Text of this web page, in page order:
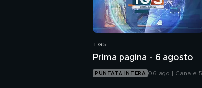
TG5
Prima pagina - 6 agosto
PUNTATA INTERA 06 ago | Canale 5